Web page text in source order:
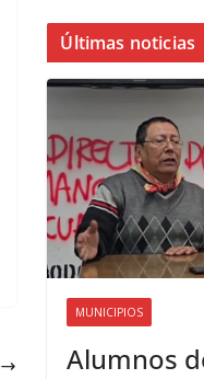
Últimas noticias
MUNICIPIOS
Alumnos